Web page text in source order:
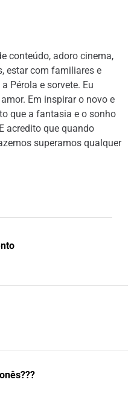
conteúdo, adoro cinema,
estar com familiares e
Pérola e sorvete. Eu
Em inspirar o novo e
que a fantasia e o sonho
acredito que quando
superamos qualquer